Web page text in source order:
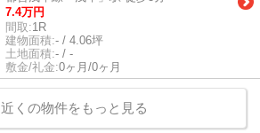
7.4万円
間取:1R
建物面積:- / 4.06坪
土地面積:- / -
敷金/礼金:0ヶ月/0ヶ月
近くの物件をもっと見る